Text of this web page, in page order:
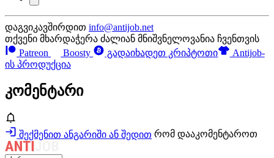
დაგვიკავშირდით info@antijob.net
თქვენი მხარდაჭერა ძალიან მნიშვნელოვანია ჩვენთვის
Patreon
Boosty გადაიხადეთ კრიპტოთი
Antijob-
ის პროდუქცია
კომენტარი
შექმენით ანგარიში ან შედით რომ დააკომენტაროთ